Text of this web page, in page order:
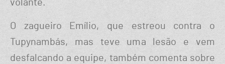
volante.
O zagueiro Emílio, que estreou contra o
Tupynambás, mas teve uma lesão e vem
desfalcando a equipe, também comenta sobre